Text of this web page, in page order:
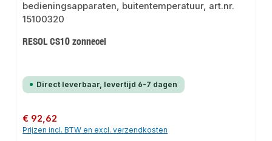
RESOL CS10 zonnecel
Direct leverbaar, levertijd 6-7 dagen
Normale prijs:
€ 92,62
Prijzen incl. BTW en excl. verzendkosten